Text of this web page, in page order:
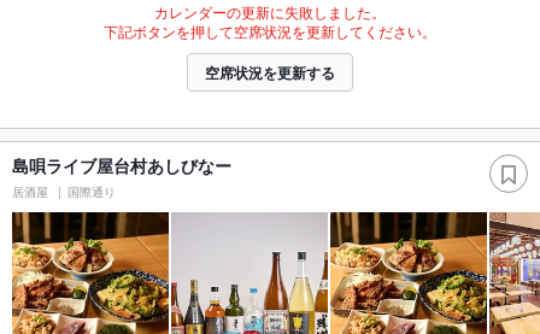
カレンダーの更新に失敗しました。
下記ボタンを押して空席状況を更新してください。
空席状況を更新する
島唄ライブ屋台村あしびなー
居酒屋 国際通り